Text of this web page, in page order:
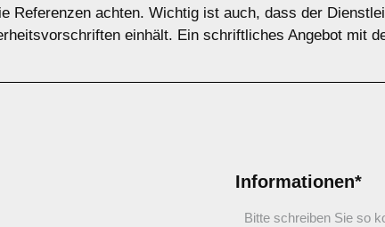
Referenzen achten. Wichtig ist auch, dass der
einhält. Ein schriftliches Angebot mit
Informationen*